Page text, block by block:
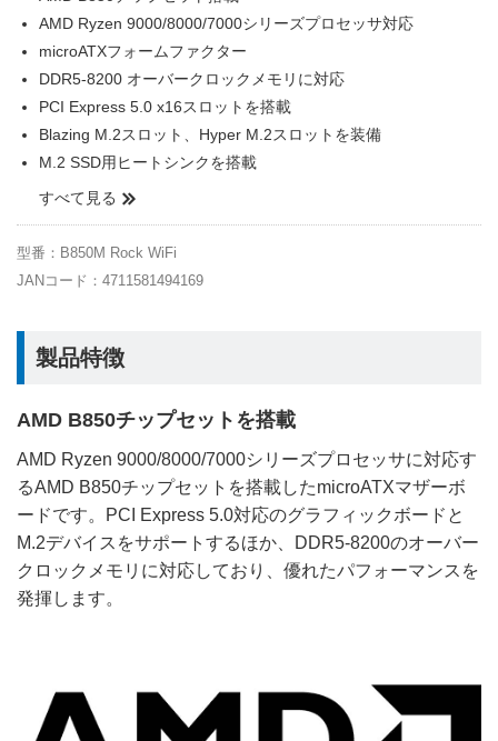
AMD Ryzen 9000/8000/7000シリーズプロセッサ対応
microATXフォームファクター
DDR5-8200 オーバークロックメモリに対応
PCI Express 5.0 x16スロットを搭載
Blazing M.2スロット、Hyper M.2スロットを装備
M.2 SSD用ヒートシンクを搭載
すべて見る
型番：B850M Rock WiFi
JANコード：4711581494169
製品特徴
AMD B850チップセットを搭載
AMD Ryzen 9000/8000/7000シリーズプロセッサに対応す
るAMD B850チップセットを搭載したmicroATXマザーボ
ードです。PCI Express 5.0対応のグラフィックボードと
M.2デバイスをサポートするほか、DDR5-8200のオーバー
クロックメモリに対応しており、優れたパフォーマンスを
発揮します。